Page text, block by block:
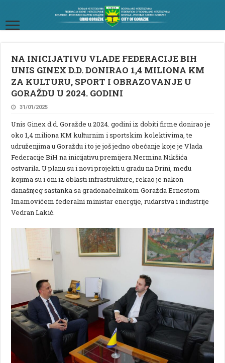
NA INICIJATIVU VLADE FEDERACIJE BIH
UNIS GINEX D.D. DONIRAO 1,4 MILIONA KM
ZA KULTURU, SPORT I OBRAZOVANJE U
GORAŽDU U 2024. GODINI
31/01/2025
Unis Ginex d.d. Goražde u 2024. godini iz dobiti firme donirao je
oko 1,4 miliona KM kulturnim i sportskim kolektivima, te
udruženjima u Goraždu i to je još jedno obećanje koje je Vlada
Federacije BiH na inicijativu premijera Nermina Nikšića
ostvarila. U planu su i novi projekti u gradu na Drini, među
kojima su i oni iz oblasti infrastrukture, rekao je nakon
današnjeg sastanka sa gradonačelnikom Goražda Ernestom
Imamovićem federalni ministar energije, rudarstva i industrije
Vedran Lakić.